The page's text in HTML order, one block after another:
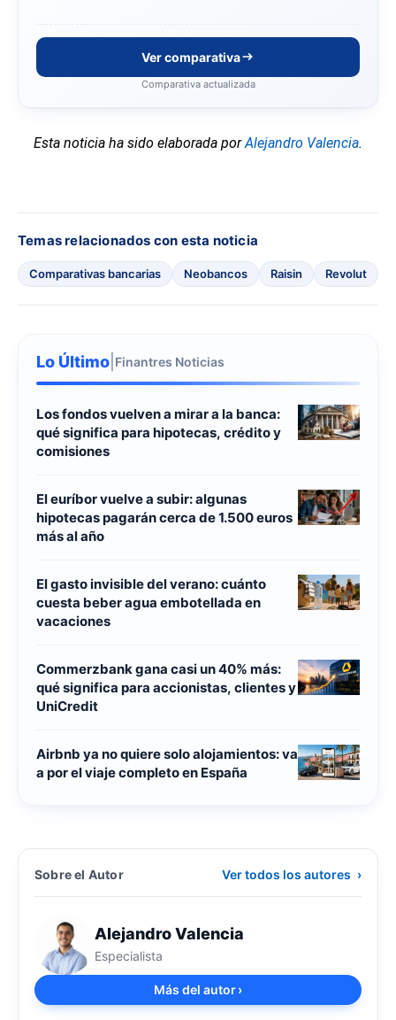
Ver comparativa
Comparativa actualizada
Esta noticia ha sido elaborada porAlejandro Valencia.
Temas relacionados con esta noticia
Comparativas bancarias Neobancos Raisin Revolut
Lo Último Finantres Noticias
Los fondos vuelven a mirar a la banca:
qué significa para hipotecas, crédito y
comisiones
El euríbor vuelve a subir: algunas
hipotecas pagarán cerca de 1.500 euros
más al año
El gasto invisible del verano: cuánto
cuesta beber agua embotellada en
vacaciones
Commerzbank gana casi un 40% más:
qué significa para accionistas, clientes y
UniCredit
Airbnb ya no quiere solo alojamientos: va
a por el viaje completo en España
Sobre el Autor Ver todos los autores ›
Alejandro Valencia
Especialista
Más del autor›